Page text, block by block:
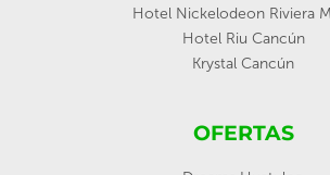
Hotel Nickelodeon Riviera
Hotel Riu Cancún
Krystal Cancún
OFERTAS